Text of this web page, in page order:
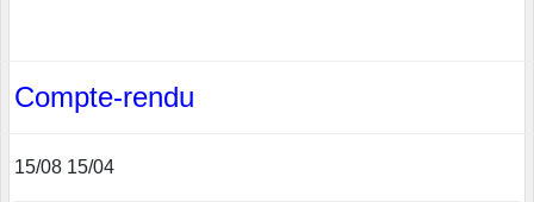
Compte-rendu
15/08 15/04